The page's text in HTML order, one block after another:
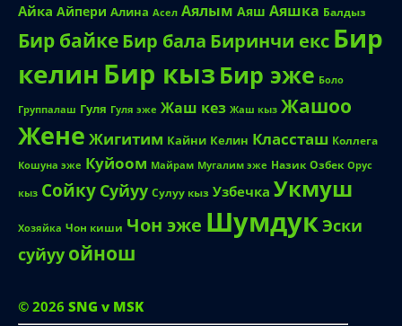
Айка Айпери Алина Асел Аялым Аяш Аяшка Балдыз
Бир байкеБир бала Биринчи екс Бир
келин Бир кыз Бир эже Боло
Группалаш Гуля Гуля эже Жаш кез Жаш кыз Жашоо
Жене Жигитим Кайни Келин Классташ Коллега
Кошуна эже Куйоом Майрам Мугалим эже Назик Озбек Орус
кыз Сойку Суйуу Сулуу кыз Узбечка Укмуш
Хозяйка Чон киши Чон эже ШумдукЭски
суйуу ойнош
© 2026 SNG v MSK